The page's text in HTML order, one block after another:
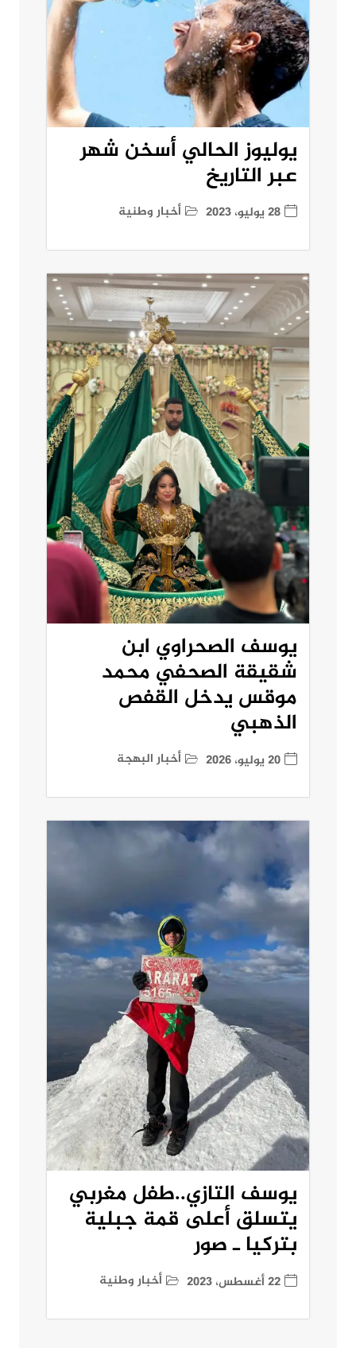
يوليوز الحالي أسخن شهر
عبر التاريخ
28 يوليو، 2023 أخبار وطنية
يوسف الصحراوي ابن
شقيقة الصحفي محمد
موقس يدخل القفص
الذهبي
20 يوليو، 2026 أخبار البهجة
يوسف التازي..طفل مغربي
يتسلق أعلى قمة جبلية
بتركيا ـ صور
22 أغسطس، 2023 أخبار وطنية